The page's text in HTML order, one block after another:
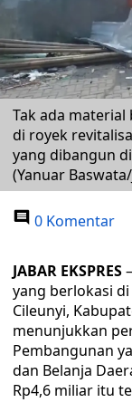
Tak ada
di royek
yang dibangun
(Yanuar
0 Komentar
JABAR EKSPRES
yang berlokasi di
Cileunyi,
menunjukkan
Pembangunan
dan Belanja
Rp4,6 miliar itu